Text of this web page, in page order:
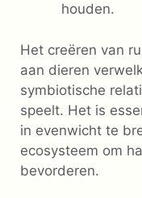
houden.
Het creëren van
aan dieren
symbiotische
speelt. Het is
in evenwicht te
ecosysteem om
bevorderen.